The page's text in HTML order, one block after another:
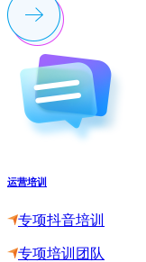
运营培训
专项抖音培训
专项培训团队